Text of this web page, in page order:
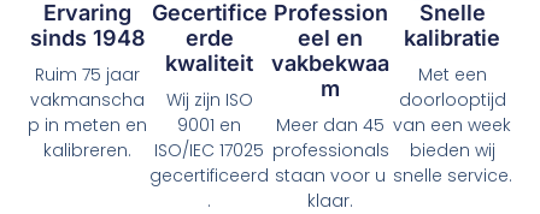
Ervaring
sinds 1948
Ruim 75 jaar
vakmanscha
p in meten en
kalibreren.
Gecertifice
erde
kwaliteit
Wij zijn ISO
9001 en
ISO/IEC 17025
gecertificeerd
.
Profession
eel en
vakbekwaa
m
Meer dan 45
professionals
staan voor u
klaar.
Snelle
kalibratie
Met een
doorlooptijd
van een week
bieden wij
snelle service.